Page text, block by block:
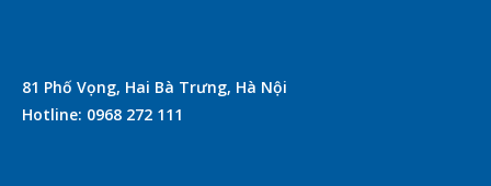
81 Phố Vọng, Hai Bà Trưng, Hà Nội
Hotline: 0968 272 111